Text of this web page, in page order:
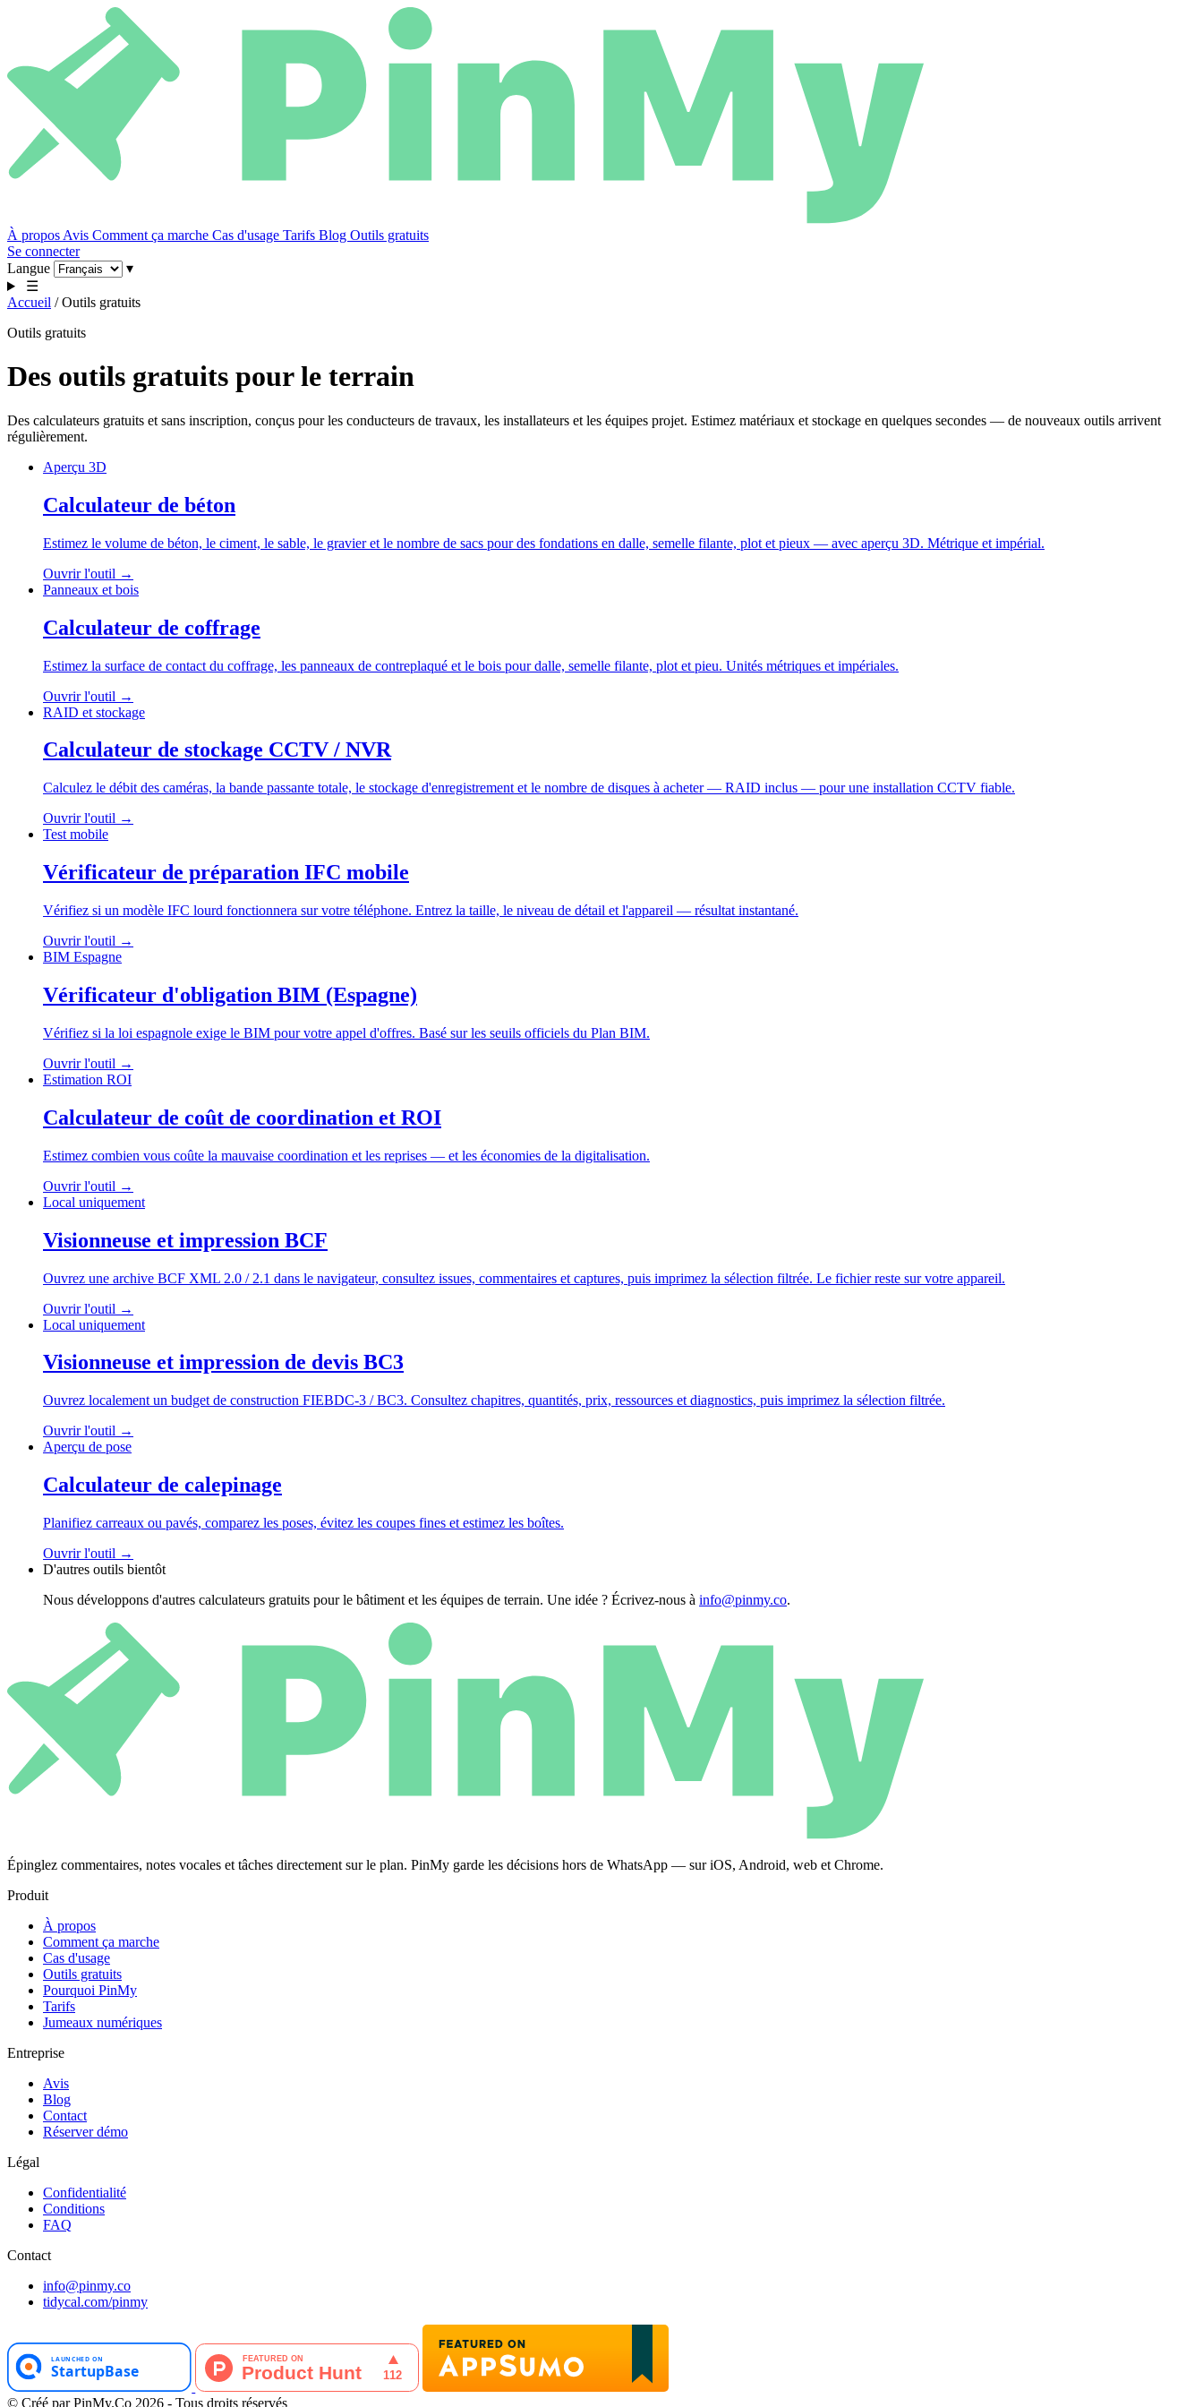
À propos Avis Comment ça marche Cas d'usage Tarifs Blog Outils gratuits
Se connecter
Langue
▾
☰
Accueil / Outils gratuits
Outils gratuits
Des outils gratuits pour le terrain
Des calculateurs gratuits et sans inscription, conçus pour les conducteurs de travaux, les installateurs et les équipes projet. Estimez matériaux et stockage en quelques secondes — de nouveaux outils arrivent
régulièrement.
Aperçu 3D
Calculateur de béton
Estimez le volume de béton, le ciment, le sable, le gravier et le nombre de sacs pour des fondations en dalle, semelle filante, plot et pieux — avec aperçu 3D. Métrique et impérial.
Ouvrir l'outil →
Panneaux et bois
Calculateur de coffrage
Estimez la surface de contact du coffrage, les panneaux de contreplaqué et le bois pour dalle, semelle filante, plot et pieu. Unités métriques et impériales.
Ouvrir l'outil →
RAID et stockage
Calculateur de stockage CCTV / NVR
Calculez le débit des caméras, la bande passante totale, le stockage d'enregistrement et le nombre de disques à acheter — RAID inclus — pour une installation CCTV fiable.
Ouvrir l'outil →
Test mobile
Vérificateur de préparation IFC mobile
Vérifiez si un modèle IFC lourd fonctionnera sur votre téléphone. Entrez la taille, le niveau de détail et l'appareil — résultat instantané.
Ouvrir l'outil →
BIM Espagne
Vérificateur d'obligation BIM (Espagne)
Vérifiez si la loi espagnole exige le BIM pour votre appel d'offres. Basé sur les seuils officiels du Plan BIM.
Ouvrir l'outil →
Estimation ROI
Calculateur de coût de coordination et ROI
Estimez combien vous coûte la mauvaise coordination et les reprises — et les économies de la digitalisation.
Ouvrir l'outil →
Local uniquement
Visionneuse et impression BCF
Ouvrez une archive BCF XML 2.0 / 2.1 dans le navigateur, consultez issues, commentaires et captures, puis imprimez la sélection filtrée. Le fichier reste sur votre appareil.
Ouvrir l'outil →
Local uniquement
Visionneuse et impression de devis BC3
Ouvrez localement un budget de construction FIEBDC-3 / BC3. Consultez chapitres, quantités, prix, ressources et diagnostics, puis imprimez la sélection filtrée.
Ouvrir l'outil →
Aperçu de pose
Calculateur de calepinage
Planifiez carreaux ou pavés, comparez les poses, évitez les coupes fines et estimez les boîtes.
Ouvrir l'outil →
D'autres outils bientôt
Nous développons d'autres calculateurs gratuits pour le bâtiment et les équipes de terrain. Une idée ? Écrivez-nous à info@pinmy.co.
Épinglez commentaires, notes vocales et tâches directement sur le plan. PinMy garde les décisions hors de WhatsApp — sur iOS, Android, web et Chrome.
Produit
À propos
Comment ça marche
Cas d'usage
Outils gratuits
Pourquoi PinMy
Tarifs
Jumeaux numériques
Entreprise
Avis
Blog
Contact
Réserver démo
Légal
Confidentialité
Conditions
FAQ
Contact
info@pinmy.co
tidycal.com/pinmy
© Créé par PinMy.Co 2026 - Tous droits réservés